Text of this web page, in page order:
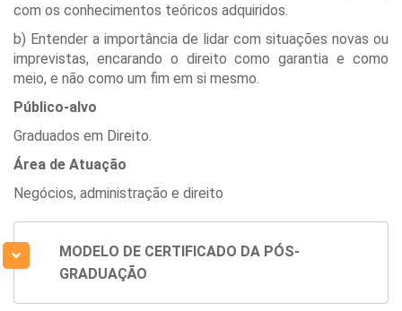
com os conhecimentos teóricos adquiridos.
b) Entender a importância de lidar com situações novas ou
imprevistas, encarando o direito como garantia e como
meio, e não como um fim em si mesmo.
Público-alvo
Graduados em Direito.
Área de Atuação
Negócios, administração e direito
MODELO DE CERTIFICADO DA PÓS-
GRADUAÇÃO